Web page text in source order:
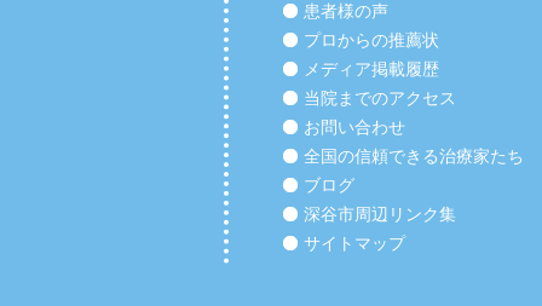
患者様の声
プロからの推薦状
メディア掲載履歴
当院までのアクセス
お問い合わせ
全国の信頼できる治療家たち
ブログ
深谷市周辺リンク集
サイトマップ